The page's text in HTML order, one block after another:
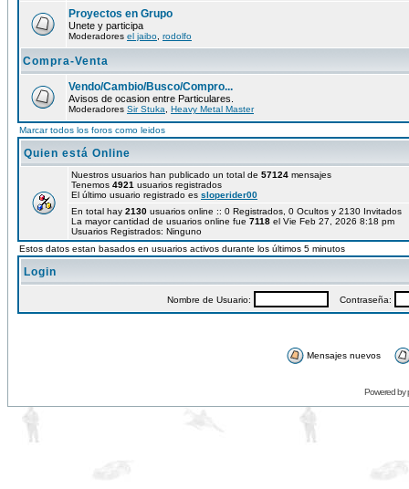
Proyectos en Grupo
Unete y participa
Moderadores el jaibo rodolfo
Compra-Venta
Vendo/Cambio/Busco/Compro...
Avisos de ocasion entre Particulares.
Moderadores Sir Stuka Heavy Metal Master
Marcar todos los foros como leidos
Quien está Online
Nuestros usuarios han publicado un total de 57124 mensajes
Tenemos 4921 usuarios registrados
El último usuario registrado es sloperider00
En total hay 2130 usuarios online :: 0 Registrados, 0 Ocultos y 2130
La mayor cantidad de usuarios online fue 7118 el Vie Feb 27, 2026 8:18 pm
Usuarios Registrados: Ninguno
Estos datos estan basados en usuarios activos durante los últimos 5 minutos
Login
Nombre de Usuario: Contraseña:
Mensajes nuevos
Powered by